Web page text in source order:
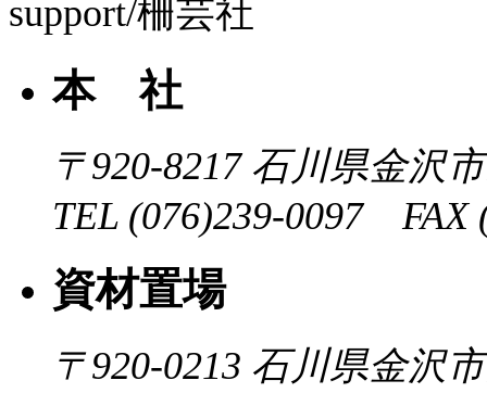
本 社
〒920-8217 石川県金沢
TEL (076)239-0097 FAX
資材置場
〒920-0213 石川県金沢